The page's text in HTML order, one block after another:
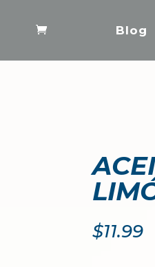
Blog
$11.99